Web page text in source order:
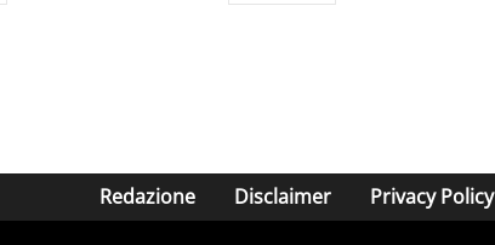
Redazione Disclaimer Privacy Policy